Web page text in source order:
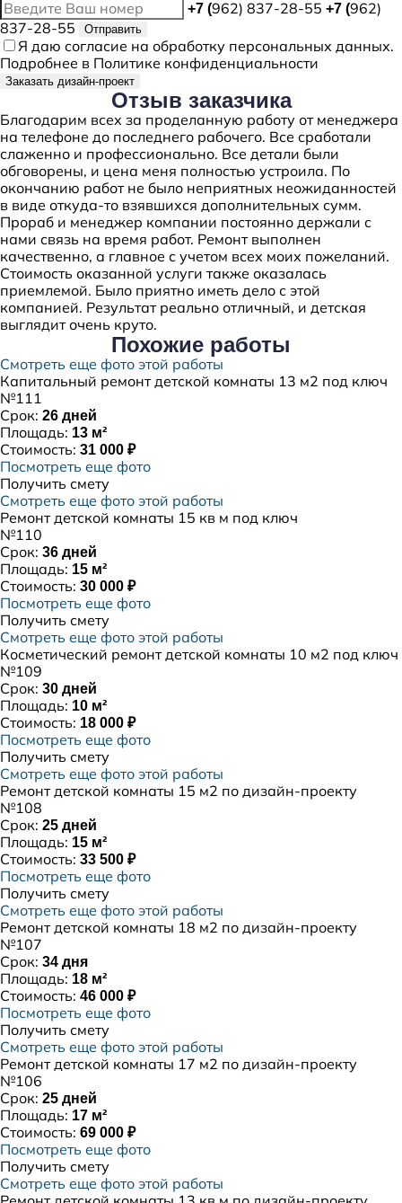
+7 (962) 837-28-55 +7 (962)
837-28-55
Отправить
Я даю согласие на обработку персональных данных.
Подробнее в Политике конфиденциальности
Заказать дизайн-проект
Отзыв заказчика
Благодарим всех за проделанную работу от менеджера
на телефоне до последнего рабочего. Все сработали
слаженно и профессионально. Все детали были
обговорены, и цена меня полностью устроила. По
окончанию работ не было неприятных неожиданностей
в виде откуда-то взявшихся дополнительных сумм.
Прораб и менеджер компании постоянно держали с
нами связь на время работ. Ремонт выполнен
качественно, а главное с учетом всех моих пожеланий.
Стоимость оказанной услуги также оказалась
приемлемой. Было приятно иметь дело с этой
компанией. Результат реально отличный, и детская
выглядит очень круто.
Похожие работы
Смотреть еще фото этой работы
Капитальный ремонт детской комнаты 13 м2 под ключ
№111
Срок: 26 дней
Площадь: 13 м²
Стоимость: 31 000 ₽
Посмотреть еще фото
Получить смету
Смотреть еще фото этой работы
Ремонт детской комнаты 15 кв м под ключ
№110
Срок: 36 дней
Площадь: 15 м²
Стоимость: 30 000 ₽
Посмотреть еще фото
Получить смету
Смотреть еще фото этой работы
Косметический ремонт детской комнаты 10 м2 под ключ
№109
Срок: 30 дней
Площадь: 10 м²
Стоимость: 18 000 ₽
Посмотреть еще фото
Получить смету
Смотреть еще фото этой работы
Ремонт детской комнаты 15 м2 по дизайн-проекту
№108
Срок: 25 дней
Площадь: 15 м²
Стоимость: 33 500 ₽
Посмотреть еще фото
Получить смету
Смотреть еще фото этой работы
Ремонт детской комнаты 18 м2 по дизайн-проекту
№107
Срок: 34 дня
Площадь: 18 м²
Стоимость: 46 000 ₽
Посмотреть еще фото
Получить смету
Смотреть еще фото этой работы
Ремонт детской комнаты 17 м2 по дизайн-проекту
№106
Срок: 25 дней
Площадь: 17 м²
Стоимость: 69 000 ₽
Посмотреть еще фото
Получить смету
Смотреть еще фото этой работы